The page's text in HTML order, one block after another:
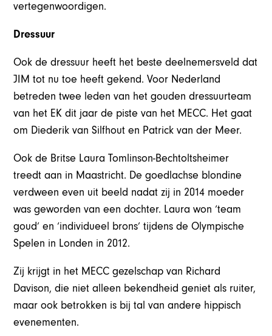
vertegenwoordigen.
Dressuur
Ook de dressuur heeft het beste deelnemersveld dat
JIM tot nu toe heeft gekend. Voor Nederland
betreden twee leden van het gouden dressuurteam
van het EK dit jaar de piste van het MECC. Het gaat
om Diederik van Silfhout en Patrick van der Meer.
Ook de Britse Laura Tomlinson-Bechtoltsheimer
treedt aan in Maastricht. De goedlachse blondine
verdween even uit beeld nadat zij in 2014 moeder
was geworden van een dochter. Laura won ‘team
goud’ en ‘individueel brons’ tijdens de Olympische
Spelen in Londen in 2012.
Zij krijgt in het MECC gezelschap van Richard
Davison, die niet alleen bekendheid geniet als ruiter,
maar ook betrokken is bij tal van andere hippisch
evenementen.